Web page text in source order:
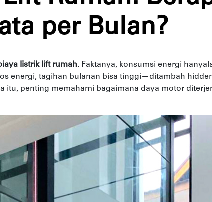
per Bulan?
listrik lift rumah. Faktanya, konsumsi energi
energi, tagihan bulanan bisa tinggi—ditambah
itu, penting memahami bagaimana daya motor